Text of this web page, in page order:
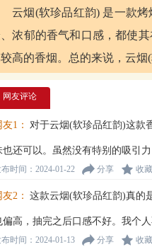
云烟(软珍品红韵) 是一款
浓郁的香气和口感，都使
高的香烟。总的来说，云烟
网友评论
友1： 对于云烟(软珍品红韵)这款
也还可以。虽然没有特别的吸引
布时间：2024-01-22 分享 收藏
友2： 这款云烟(软珍品红韵)真的
偏高，抽完之后口感不好。我个
布时间：2024-01-13 分享 收藏